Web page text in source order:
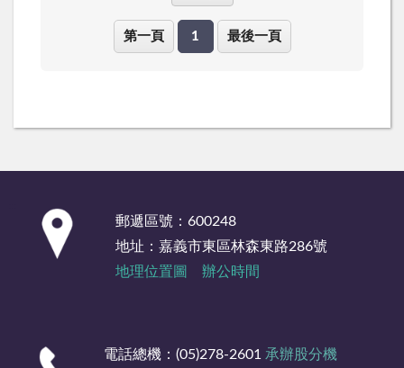
第一頁 1 最後一頁
郵遞區號：600248
地址：嘉義市東區林森東路286號
地理位置圖
辦公時間
電話總機：(05)278-2601 承辦股分機